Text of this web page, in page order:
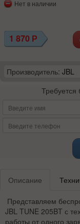
Нет в наличии
1 870 Р
Производитель: JBL
Описание
Представляем
JBL TUNE 205BT с
работы от одного